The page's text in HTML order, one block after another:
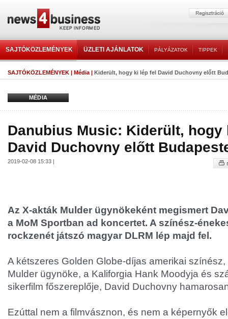
SAJTÓKÖZLEMÉNYEK ÜZLETI AJÁNLATOK PÁLYÁZATOK TIPPEK
SAJTÓKÖZLEMÉNYEK | Média | Kiderült, hogy ki lép fel David Duchovny előtt
MÉDIA
Danubius Music: Kiderült, hogy
David Duchovny előtt
2019-02-08 15:33 |
Az X-akták Mulder ügynökeként megismert
a MoM Sportban ad koncertet. A színész-
rockzenét játszó magyar DLRM lép majd fel.
A kétszeres Golden Globe-díjas amerikai
Mulder ügynöke, a Kaliforgia Hank Moodyja és
sikerfilm főszereplője, David Duchovny
Ezúttal nem a filmvásznon, és nem a képernyők